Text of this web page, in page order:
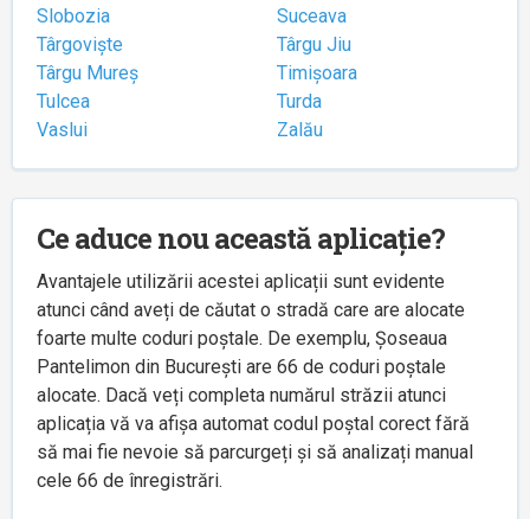
Slobozia
Suceava
Târgoviște
Târgu Jiu
Târgu Mureș
Timișoara
Tulcea
Turda
Vaslui
Zalău
Ce aduce nou această aplicație?
Avantajele utilizării acestei aplicații sunt evidente
atunci când aveți de căutat o stradă care are alocate
foarte multe coduri poștale. De exemplu, Șoseaua
Pantelimon din București are 66 de coduri poștale
alocate. Dacă veți completa numărul străzii atunci
aplicația vă va afișa automat codul poștal corect fără
să mai fie nevoie să parcurgeți și să analizați manual
cele 66 de înregistrări.